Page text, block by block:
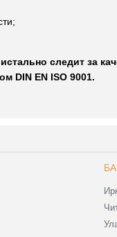
следит за
DIN EN ISO 9001.